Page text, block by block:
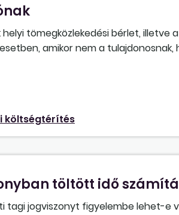
tömegközlekedési bérlet, illetve
amikor nem a tulajdonosnak,
költségtérítés
töltött idő
tagi jogviszonyt figyelembe lehet-e